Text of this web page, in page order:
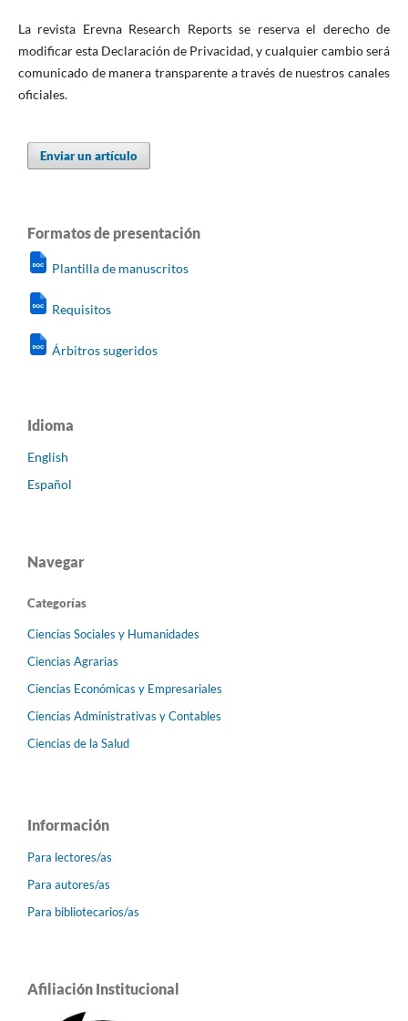
La revista Erevna Research Reports se reserva el derecho de
modificar esta Declaración de Privacidad, y cualquier cambio será
comunicado de manera transparente a través de nuestros canales
oficiales.
Enviar un artículo
Formatos de presentación
Plantilla de manuscritos
Requisitos
Árbitros sugeridos
Idioma
English
Español
Navegar
Categorías
Ciencias Sociales y Humanidades
Ciencias Agrarias
Ciencias Económicas y Empresariales
Ciencias Administrativas y Contables
Ciencias de la Salud
Información
Para lectores/as
Para autores/as
Para bibliotecarios/as
Afiliación Institucional